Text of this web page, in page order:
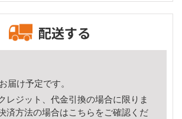
配送する
届け予定です。
レジット、代金引換の場合に限りま
済方法の場合はこちら をご確認くだ